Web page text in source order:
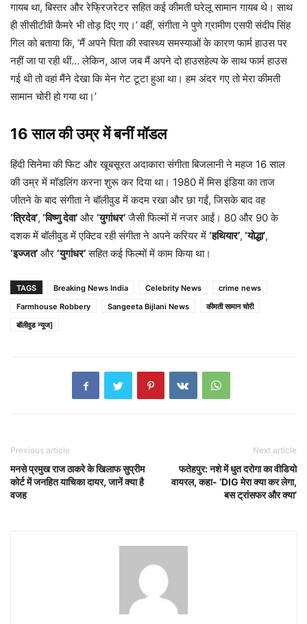
गायब था, बिस्तर और रेफ्रिजरेटर सहित कई कीमती घरेलू सामान गायब थे। साथ
ही सीसीटीवी कैमरे भी तोड़ दिए गए।’ वहीं, संगीता ने पुणे ग्रामीण एसपी संदीप सिंह
गिल को बताया कि, ‘मैं अपने पिता की स्वास्थ्य समस्याओं के कारण फार्म हाउस पर
नहीं जा पा रही थीं… लेकिन, आज जब मैं अपने दो हाउसहेल्प के साथ फार्म हाउस
गई थी तो वहां मैंने देखा कि मेन गेट टूटा हुआ था। हम अंदर गए तो मेरा कीमती
सामान चोरी हो गया था।’
16 साल की उम्र में बनीं मॉडल
हिंदी सिनेमा की फिट और खूबसूरत अदाकारा संगीता बिजलानी ने महज 16 साल
की उम्र में मॉडलिंग करना शुरू कर दिया था। 1980 में मिस इंडिया का ताज
जीतने के बाद संगीता ने बॉलीवुड में कदम रखा और छा गईं, जिसके बाद वह
‘त्रिदेव’, ‘विष्णु देवा’ और ‘युगांधर’जैसी फिल्मों में नजर आईं। 80 और 90 के
दशक में बॉलीवुड में एक्टिव रही संगीता ने अपने करियर में ‘हथियार’, ‘योद्धा’,
‘इज्जत’ और ‘युगांधर’सहित कई फिल्मों में काम किया था।
TAGS Breaking News India Celebrity News
crime news
Farmhouse Robbery
Sangeeta Bijlani News
कीमती सामान चोरी
बॉलीवुड न्यूज]
Previous article
मनसे प्रमुख राज ठाकरे के खिलाफ सुप्रीम
कोर्ट में जनहित याचिका दायर, जानें क्या है
वजह
Next article
फतेहपुर: नशे में धुत दरोगा का वीडियो
वायरल, कहा- ‘DIG मेरा क्या कर लेगा,
बस ट्रांसफर और क्या’